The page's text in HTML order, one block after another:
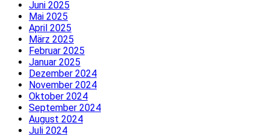
Juni 2025
Mai 2025
April 2025
März 2025
Februar 2025
Januar 2025
Dezember 2024
November 2024
Oktober 2024
September 2024
August 2024
Juli 2024